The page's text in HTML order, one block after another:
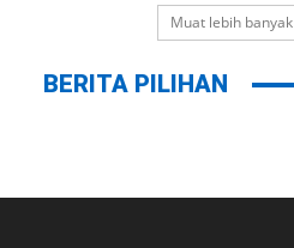
Muat lebih banyak
BERITA PILIHAN